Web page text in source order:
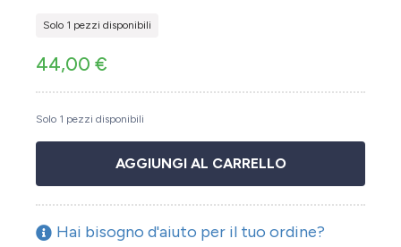
Solo 1 pezzi disponibili
44,00 €
Solo 1 pezzi disponibili
AGGIUNGI AL CARRELLO
Hai bisogno d'aiuto per il tuo ordine?